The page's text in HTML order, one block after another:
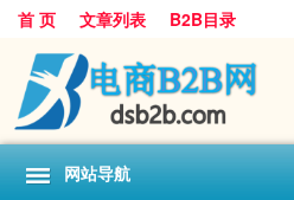
首 页 文章列表 B2B目录
网站导航